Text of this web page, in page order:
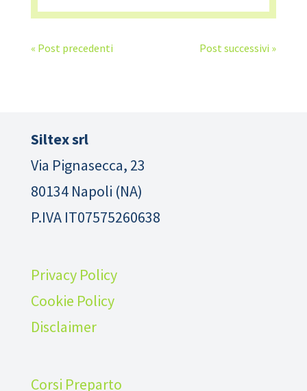
« Post precedenti Post successivi »
Siltex srl
Via Pignasecca, 23
80134 Napoli (NA)
P.IVA IT07575260638
Privacy Policy
Cookie Policy
Disclaimer
Corsi Preparto